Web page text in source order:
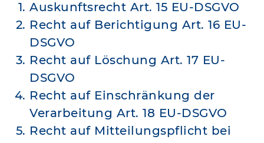
Auskunftsrecht Art. 15 EU-DSGVO
Recht auf Berichtigung Art. 16 EU-
DSGVO
Recht auf Löschung Art. 17 EU-
DSGVO
Recht auf Einschränkung der
Verarbeitung Art. 18 EU-DSGVO
Recht auf Mitteilungspflicht bei